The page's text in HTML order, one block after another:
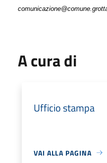
A cura di
Ufficio stampa
VAI ALLA PAGINA